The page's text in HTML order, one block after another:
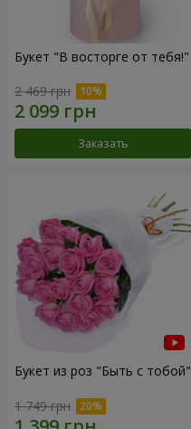
Букет "В восторге от тебя!"
2 469 грн
Заказать
Букет из роз "Быть с тобой"
1 749 грн